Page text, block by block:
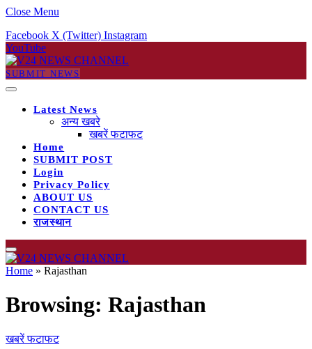
Close Menu
Facebook X (Twitter) Instagram
YouTube
SUBMIT NEWS
Latest News
अन्य खबरे
खबरें फटाफट
Home
SUBMIT POST
Login
Privacy Policy
ABOUT US
CONTACT US
राजस्थान
Home » Rajasthan
Browsing: Rajasthan
खबरें फटाफट